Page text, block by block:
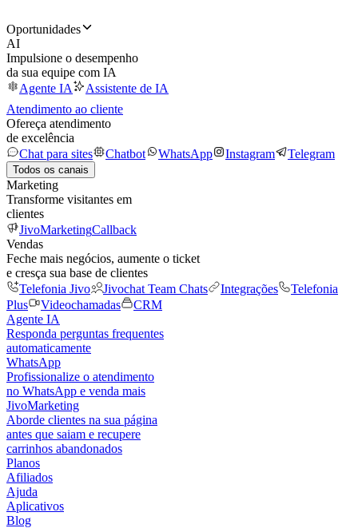
Oportunidades
AI
Impulsione o desempenho
da sua equipe com IA
Agente IA
Assistente de IA
Atendimento ao cliente
Ofereça atendimento
de excelência
Chat para sites
Chatbot WhatsApp Instagram Telegram
Todos os canais
Marketing
Transforme visitantes em
clientes
JivoMarketingCallback
Vendas
Feche mais negócios, aumente o ticket
e cresça sua base de clientes
Telefonia Jivo
Jivochat Team Chats Integrações
Telefonia
Plus
Videochamadas
CRM
Agente IA
Responda perguntas frequentes
automaticamente
WhatsApp
Profissionalize o atendimento
no WhatsApp e venda mais
JivoMarketing
Aborde clientes na sua página
antes que saiam e recupere
carrinhos abandonados
Planos
Afiliados
Ajuda
Aplicativos
Blog